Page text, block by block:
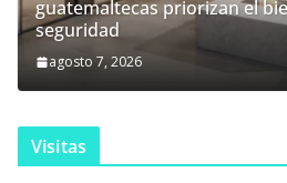
guatemaltecas priorizan el
seguridad
agosto 7, 2026
Visitas